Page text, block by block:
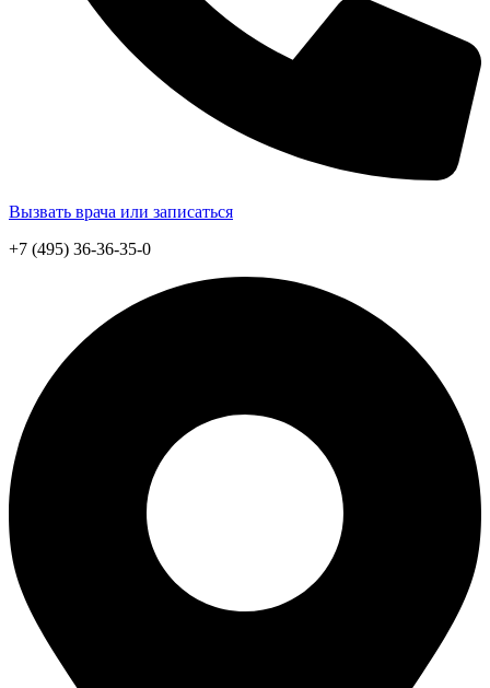
Вызвать врача или записаться
+7 (495) 36-36-35-0